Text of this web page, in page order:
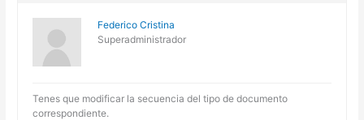
Federico Cristina
Superadministrador
Tenes que modificar la secuencia del tipo de documento
correspondiente.